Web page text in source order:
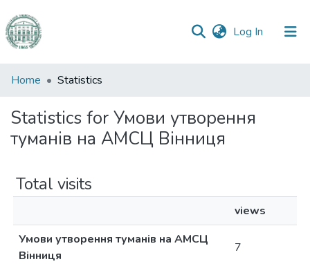
Log In (current)
Communities
Collections
All of DSpace
Home Statistics
Statistics for Умови утворення
туманів на АМСЦ Вінниця
Total visits
views
Умови утворення туманів на АМСЦ
Вінниця
7